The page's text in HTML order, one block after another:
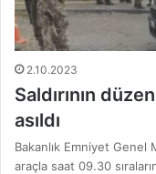
2.10.2023
Saldırının
asıldı
Bakanlık Emniyet Genel
araçla saat 09.30